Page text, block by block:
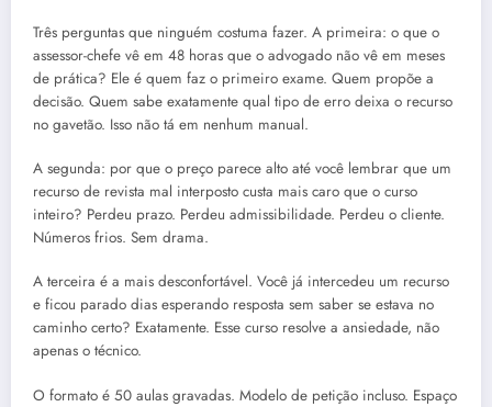
Três perguntas que ninguém costuma fazer. A primeira: o que o
assessor-chefe vê em 48 horas que o advogado não vê em meses
de prática? Ele é quem faz o primeiro exame. Quem propõe a
decisão. Quem sabe exatamente qual tipo de erro deixa o recurso
no gavetão. Isso não tá em nenhum manual.
A segunda: por que o preço parece alto até você lembrar que um
recurso de revista mal interposto custa mais caro que o curso
inteiro? Perdeu prazo. Perdeu admissibilidade. Perdeu o cliente.
Números frios. Sem drama.
A terceira é a mais desconfortável. Você já intercedeu um recurso
e ficou parado dias esperando resposta sem saber se estava no
caminho certo? Exatamente. Esse curso resolve a ansiedade, não
apenas o técnico.
O formato é 50 aulas gravadas. Modelo de petição incluso. Espaço